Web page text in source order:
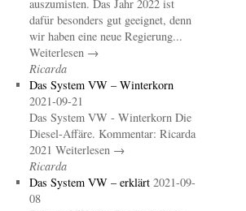
auszumisten. Das Jahr 2022 ist
dafür besonders gut geeignet, denn
wir haben eine neue Regierung...
Weiterlesen →
Ricarda
Das System VW – Winterkorn
2021-09-21
Das System VW - Winterkorn Die
Diesel-Affäre. Kommentar: Ricarda
2021 Weiterlesen →
Ricarda
Das System VW – erklärt 2021-09-
08